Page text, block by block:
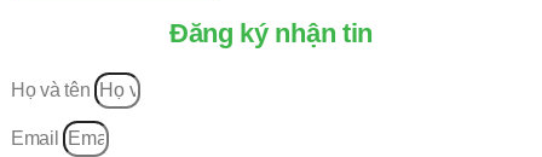
Đăng ký nhận tin
Họ và tên
Email